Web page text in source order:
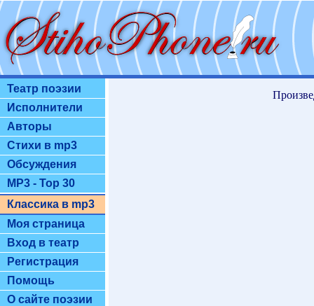
Театр поэзии
Исполнители
Авторы
Стихи в mp3
Обсуждения
MP3 - Top 30
Классика в mp3
Моя страница
Вход в театр
Регистрация
Помощь
О сайте поэзии